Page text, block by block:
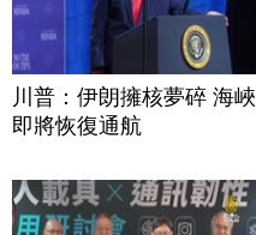
川普：伊朗擁核夢碎 海峽
即將恢復通航